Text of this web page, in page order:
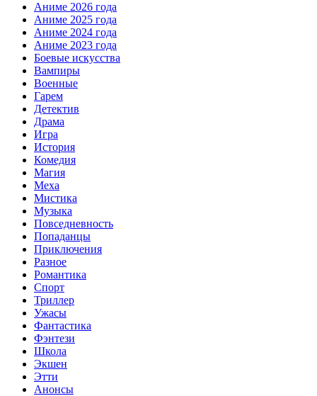
Аниме 2026 года
Аниме 2025 года
Аниме 2024 года
Аниме 2023 года
Боевые искусства
Вампиры
Военные
Гарем
Детектив
Драма
Игра
История
Комедия
Магия
Меха
Мистика
Музыка
Повседневность
Попаданцы
Приключения
Разное
Романтика
Спорт
Триллер
Ужасы
Фантастика
Фэнтези
Школа
Экшен
Этти
Анонсы